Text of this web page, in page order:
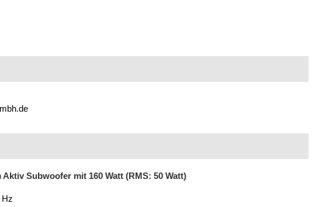
Aktiv Subwoofer mit 160 Watt (RMS: 50 Watt)
Hz